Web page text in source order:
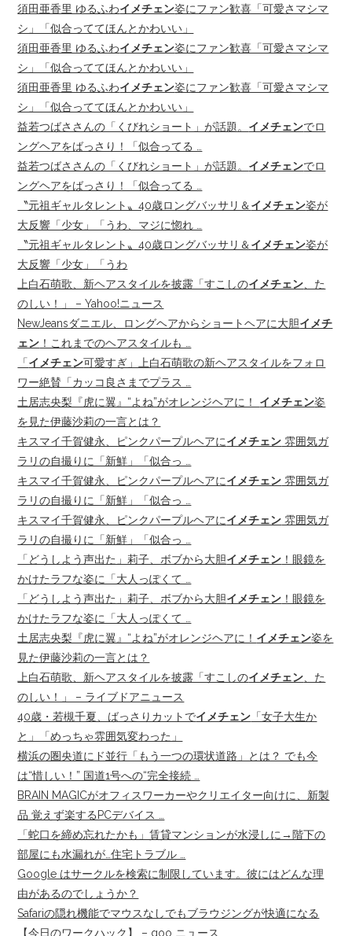
須田亜香里 ゆるふわイメチェン姿にファン歓喜「可愛さマシマ
シ」「似合っててほんとかわいい」
須田亜香里 ゆるふわイメチェン姿にファン歓喜「可愛さマシマ
シ」「似合っててほんとかわいい」
須田亜香里 ゆるふわイメチェン姿にファン歓喜「可愛さマシマ
シ」「似合っててほんとかわいい」
益若つばささんの「くびれショート」が話題。 イメチェンでロ
ングヘアをばっさり！「似合ってる …
益若つばささんの「くびれショート」が話題。 イメチェンでロ
ングヘアをばっさり！「似合ってる …
〝元祖ギャルタレント〟40歳ロングバッサリ＆ イメチェン姿が
大反響「少女」「うわ、マジに惚れ …
〝元祖ギャルタレント〟40歳ロングバッサリ＆ イメチェン姿が
大反響「少女」「うわ
上白石萌歌、新ヘアスタイルを披露「すこしのイメチェン 、た
のしい！」 – Yahoo!ニュース
NewJeansダニエル、ロングヘアからショートヘアに大胆イメチ
ェン ！これまでのヘアスタイルも …
「イメチェン可愛すぎ」上白石萌歌の新ヘアスタイルをフォロ
ワー絶賛「カッコ良さまでプラス …
土居志央梨『虎に翼』“よね”がオレンジヘアに！ イメチェン姿
を見た伊藤沙莉の一言とは？
キスマイ千賀健永、ピンクパープルヘアにイメチェン 雰囲気ガ
ラリの自撮りに「新鮮」「似合っ …
キスマイ千賀健永、ピンクパープルヘアにイメチェン 雰囲気ガ
ラリの自撮りに「新鮮」「似合っ …
キスマイ千賀健永、ピンクパープルヘアにイメチェン 雰囲気ガ
ラリの自撮りに「新鮮」「似合っ …
「どうしよう声出た」莉子、ボブから大胆イメチェン ！眼鏡を
かけたラフな姿に「大人っぽくて …
「どうしよう声出た」莉子、ボブから大胆イメチェン ！眼鏡を
かけたラフな姿に「大人っぽくて …
土居志央梨『虎に翼』“よね”がオレンジヘアに！ イメチェン姿を
見た伊藤沙莉の一言とは？
上白石萌歌、新ヘアスタイルを披露「すこしのイメチェン 、た
のしい！」 – ライブドアニュース
40歳・若槻千夏、ばっさりカットでイメチェン 「女子大生か
と」「めっちゃ雰囲気変わった」
横浜の圏央道にド並行「もう一つの環状道路」とは？ でも今
は“惜しい！” 国道1号への“完全接続 …
BRAIN MAGICがオフィスワーカーやクリエイター向けに、新製
品 覚えず楽するPCデバイス …
「蛇口を締め忘れたかも」賃貸マンションが水浸しに→階下の
部屋にも水漏れが…住宅トラブル …
Google はサークルを検索に制限しています。彼にはどんな理
由があるのでしょうか？
Safariの隠れ機能でマウスなしでもブラウジングが快適になる
【今日のワークハック】 – goo ニュース